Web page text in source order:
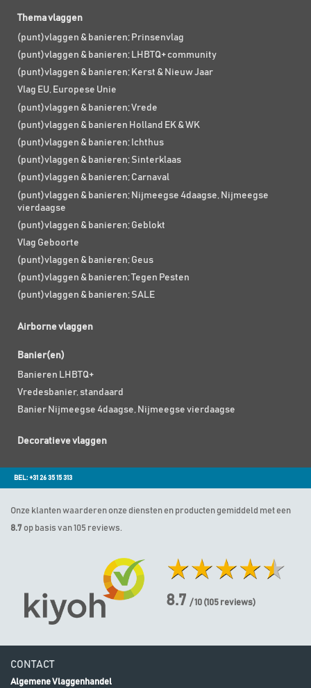
Thema vlaggen
(punt)vlaggen & banieren; Prinsenvlag
(punt)vlaggen & banieren; LHBTQ+ community
(punt)vlaggen & banieren; Kerst & Nieuw Jaar
Vlag EU, Europese Unie
(punt)vlaggen & banieren; Vrede
(punt)vlaggen & banieren Holland EK & WK
(punt)vlaggen & banieren; Ichthus
(punt)vlaggen & banieren; Sinterklaas
(punt)vlaggen & banieren; Carnaval
(punt)vlaggen & banieren; Nijmeegse 4daagse, Nijmeegse
vierdaagse
(punt)vlaggen & banieren; Geblokt
Vlag Geboorte
(punt)vlaggen & banieren; Geus
(punt)vlaggen & banieren; Tegen Pesten
(punt)vlaggen & banieren; SALE
Airborne vlaggen
Banier(en)
Banieren LHBTQ+
Vredesbanier, standaard
Banier Nijmeegse 4daagse, Nijmeegse vierdaagse
Decoratieve vlaggen
BEL: +31 26 35 15 313
Onze klanten waarderen onze diensten en producten gemiddeld met een
8.7 op basis van 105 reviews.
8.7 / 10 (105 reviews)
CONTACT
Algemene Vlaggenhandel